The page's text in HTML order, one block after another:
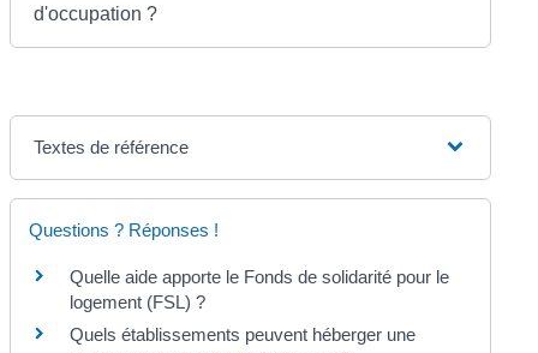
d'occupation ?
Textes de référence
Questions ? Réponses !
Quelle aide apporte le Fonds de solidarité pour le
logement (FSL) ?
Quels établissements peuvent héberger une